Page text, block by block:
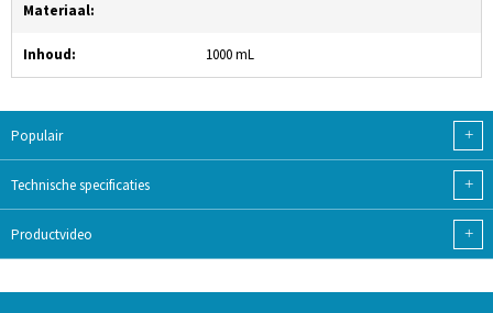
Materiaal:
Inhoud: 1000 mL
Populair +
Technische specificaties +
Productvideo +